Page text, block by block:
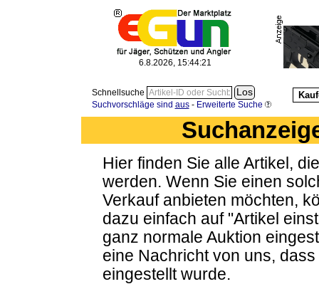
6.8.2026, 15:44:21
Schnellsuche
Suchvorschläge sind aus- Erweiterte Suche
Hier finden Sie alle Artikel,
werden. Wenn Sie einen
Verkauf anbieten möchten,
dazu einfach auf "Artikel
ganz normale Auktion
eine Nachricht von uns,
eingestellt wurde.